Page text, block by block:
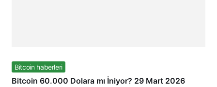
Bitcoin haberleri
Bitcoin 60.000 Dolara mı İniyor? 29 Mart 2026